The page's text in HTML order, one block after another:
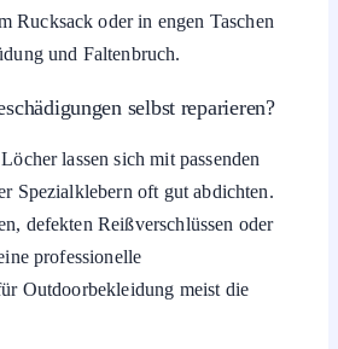
Rucksack oder in engen Taschen
und Faltenbruch.
selbst reparieren?
lassen sich mit passenden
Spezialklebern oft gut abdichten.
defekten Reißverschlüssen oder
professionelle
Outdoorbekleidung meist die